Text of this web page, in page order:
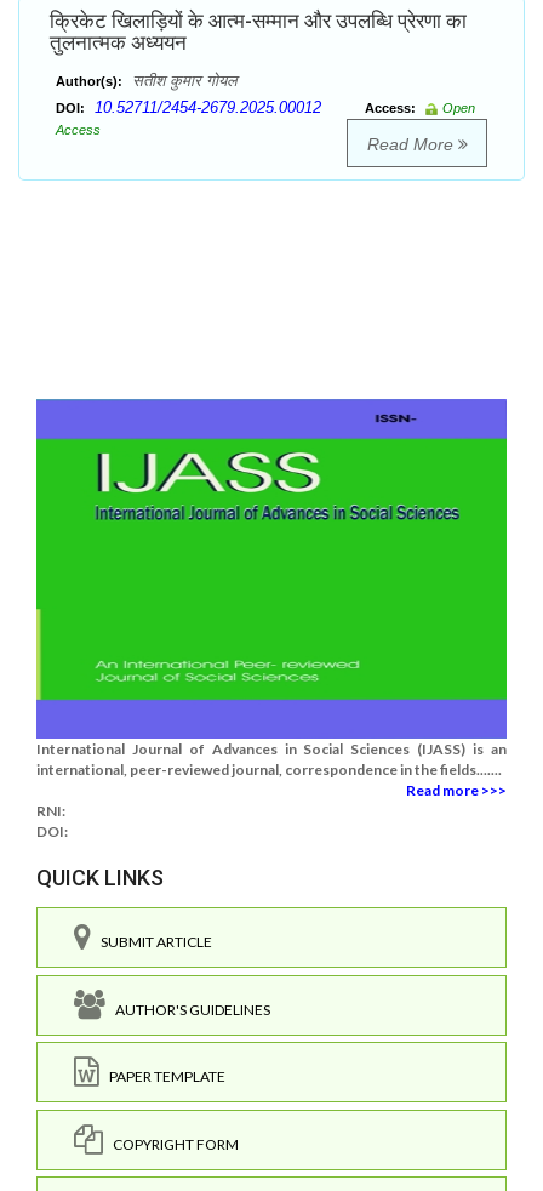
क्रिकेट खिलाड़ियों के आत्म-सम्मान और उपलब्धि प्रेरणा का
तुलनात्मक अध्ययन
Author(s): सतीश कुमार गोयल
DOI: 10.52711/2454-2679.2025.00012 Access:
Open
Access
Read More
International Journal of Advances in Social Sciences (IJASS) is an
international, peer-reviewed journal, correspondence in the fields.......
Read more >>>
RNI:
DOI:
QUICK LINKS
SUBMIT ARTICLE
AUTHOR'S GUIDELINES
PAPER TEMPLATE
COPYRIGHT FORM